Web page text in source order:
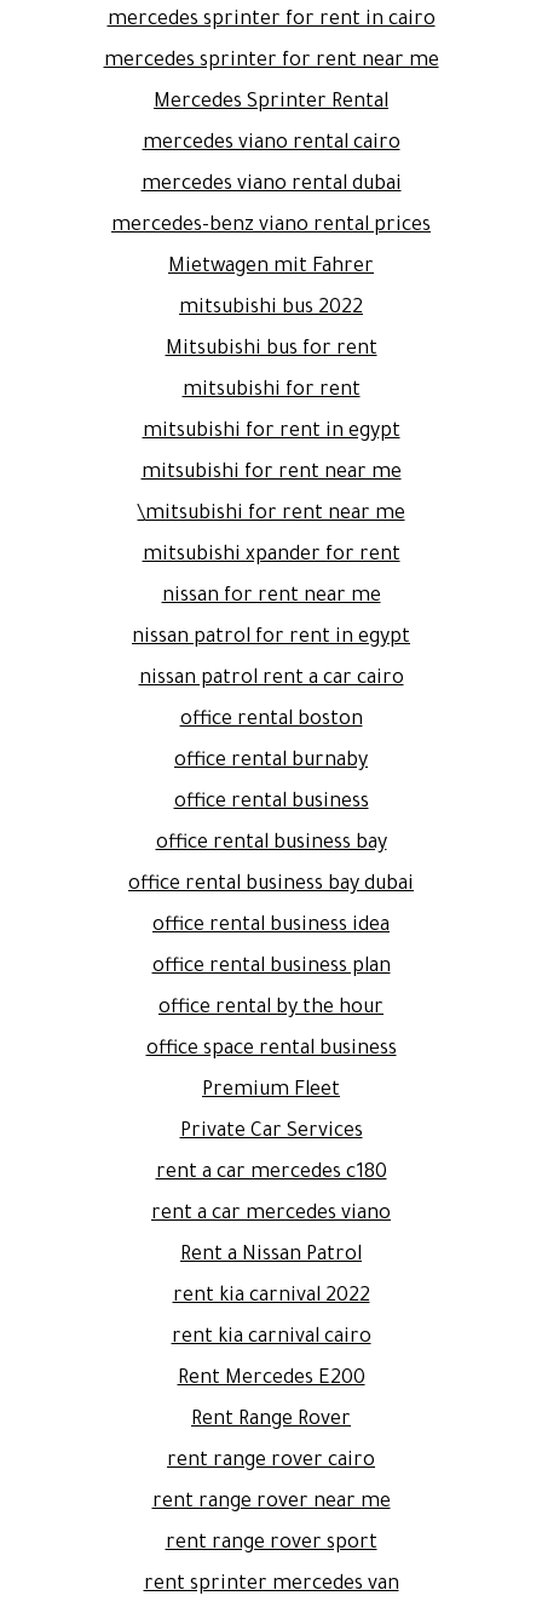
mercedes sprinter for rent in cairo
mercedes sprinter for rent near me
Mercedes Sprinter Rental
mercedes viano rental cairo
mercedes viano rental dubai
mercedes-benz viano rental prices
Mietwagen mit Fahrer
mitsubishi bus 2022
Mitsubishi bus for rent
mitsubishi for rent
mitsubishi for rent in egypt
mitsubishi for rent near me
mitsubishi for rent near me\
mitsubishi xpander for rent
nissan for rent near me
nissan patrol for rent in egypt
nissan patrol rent a car cairo
office rental boston
office rental burnaby
office rental business
office rental business bay
office rental business bay dubai
office rental business idea
office rental business plan
office rental by the hour
office space rental business
Premium Fleet
Private Car Services
rent a car mercedes c180
rent a car mercedes viano
Rent a Nissan Patrol
rent kia carnival 2022
rent kia carnival cairo
Rent Mercedes E200
Rent Range Rover
rent range rover cairo
rent range rover near me
rent range rover sport
rent sprinter mercedes van